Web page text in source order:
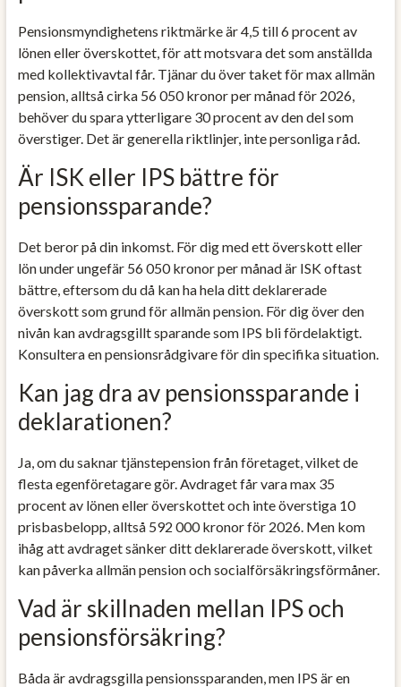
Pensionsmyndighetens riktmärke är 4,5 till 6 procent av
lönen eller överskottet, för att motsvara det som anställda
med kollektivavtal får. Tjänar du över taket för max allmän
pension, alltså cirka 56 050 kronor per månad för 2026,
behöver du spara ytterligare 30 procent av den del som
överstiger. Det är generella riktlinjer, inte personliga råd.
Är ISK eller IPS bättre för
pensionssparande?
Det beror på din inkomst. För dig med ett överskott eller
lön under ungefär 56 050 kronor per månad är ISK oftast
bättre, eftersom du då kan ha hela ditt deklarerade
överskott som grund för allmän pension. För dig över den
nivån kan avdragsgillt sparande som IPS bli fördelaktigt.
Konsultera en pensionsrådgivare för din specifika situation.
Kan jag dra av pensionssparande i
deklarationen?
Ja, om du saknar tjänstepension från företaget, vilket de
flesta egenföretagare gör. Avdraget får vara max 35
procent av lönen eller överskottet och inte överstiga 10
prisbasbelopp, alltså 592 000 kronor för 2026. Men kom
ihåg att avdraget sänker ditt deklarerade överskott, vilket
kan påverka allmän pension och socialförsäkringsförmåner.
Vad är skillnaden mellan IPS och
pensionsförsäkring?
Båda är avdragsgilla pensionssparanden, men IPS är en